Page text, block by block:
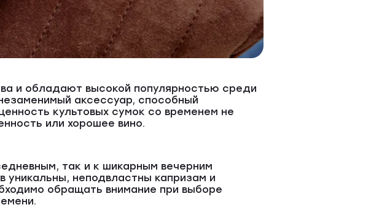
и обладают высокой популярностью среди
аксессуар, способный
культовых сумок со временем не
или хорошее вино.
так и к шикарным вечерним
неподвластны капризам и
обращать внимание при выборе